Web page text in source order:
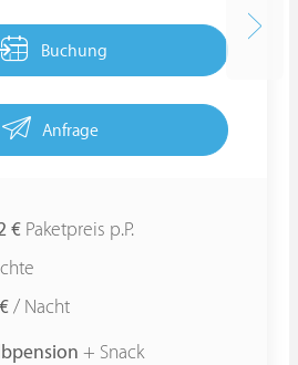
Buchung
Anfrage
€ Paketpreis p.P.
/ Nacht
+ Snack